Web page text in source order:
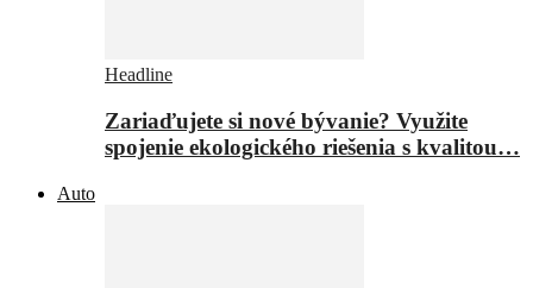
Headline
Zariaďujete si nové bývanie? Využite
spojenie ekologického riešenia s kvalitou…
Auto